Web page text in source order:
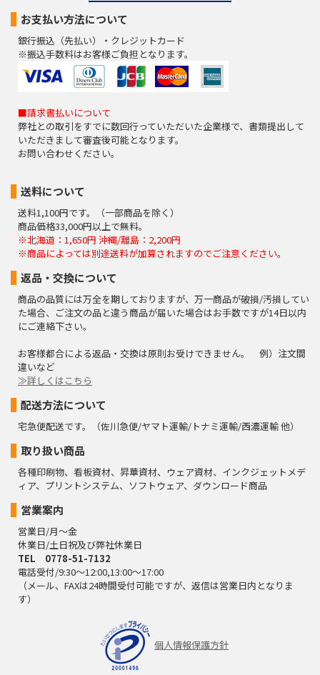
お支払い方法について
銀行振込（先払い）・クレジットカード
※振込手数料はお客様ご負担となります。
■請求書払いについて
弊社との取引をすでに数回行っていただいた企業様で、書類提出して
いただきまして審査後可能となります。
お問い合わせください。
送料について
送料1,100円です。（一部商品を除く）
商品価格33,000円以上で無料。
※北海道：1,650円 沖縄/離島：2,200円
※商品によっては別途送料が加算されますのでご注意ください。
返品・交換について
商品の品質には万全を期しておりますが、万一商品が破損/汚損してい
た場合、ご注文の品と違う商品が届いた場合はお手数ですが14日以内
にご連絡下さい。
お客様都合による返品・交換は原則お受けできません。 例）注文間
違いなど
≫詳しくはこちら
配送方法について
宅急便配送です。（佐川急便/ヤマト運輸/トナミ運輸/西濃運輸 他）
取り扱い商品
各種印刷物、看板資材、昇華資材、ウェア資材、インクジェットメデ
ィア、プリントシステム、ソフトウェア、ダウンロード商品
営業案内
営業日/月～金
休業日/土日祝及び弊社休業日
TEL 0778-51-7132
電話受付/9:30～12:00,13:00～17:00
（メール、FAXは24時間受付可能ですが、返信は営業日内となりま
す）
個人情報保護方針